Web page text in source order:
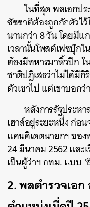
ในที่สุด พลเอกปร
ชัชชาติต้องถูกกักตัวไ
นานกว่า 8 วัน โดยมี
เวลานั้นโพสต์เฟซบุ๊กใน
ต้องมีทหารมาหิ้วปีก
ชาติปฏิเสธว่าไม่ได้มี
ตัวเขาไป แต่เขาบอกว่
หลังการรัฐประห
เฮาส์อยู่ระยะหนึ่ง ก่อ
แคนดิเดตนายกฯ ของ
24 มีนาคม 2562 และ
เป็นผู้ว่าฯ กทม. แบบ ‘
2. พลตำรวจเอ